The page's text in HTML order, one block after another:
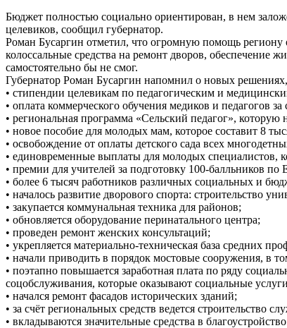
Бюджет полностью социально ориентирован, в нем
целевиков, сообщил губернатор.
Роман Бусаргин отметил, что огромную помощь региону
колоссальные средства на ремонт дворов, обеспечение
самостоятельно бы не смог.
Губернатор Роман Бусаргин напомнил о новых
• стипендии целевикам по педагогическим и
• оплата коммерческого обучения медиков и педагогов
• региональная программа «Сельский педагог»,
• новое пособие для молодых мам, которое составит 8
• освобождение от оплаты детского сада всех
• единовременные выплаты для молодых специалистов,
• премии для учителей за подготовку 100-балльников по
• более 6 тысяч работников различных социальных и
• началось развитие дворового спорта: строительство
• закупается коммунальная техника для районов;
• обновляется оборудование перинатального центра;
• проведен ремонт женских консультаций;
• укрепляется материально-техническая база средних
• начали приводить в порядок мостовые сооружения, в
• поэтапно повышается заработная плата по ряду
соцобслуживания, которые оказывают социальные
• начался ремонт фасадов исторических зданий;
• за счёт региональных средств ведется строительство
• вкладываются значительные средства в